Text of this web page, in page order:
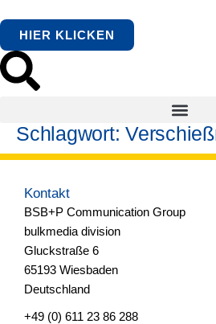
springen
HIER KLICKEN
Schlagwort:
Kontakt
BSB+P Communication Group
bulkmedia division
Gluckstraße 6
65193 Wiesbaden
Deutschland
+49 (0) 611 23 86 288